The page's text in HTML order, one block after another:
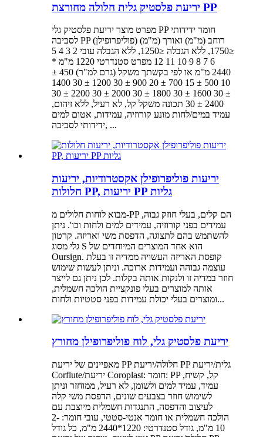
יריעת פלסטיק גלית חלולה מחורצת PP
מפרט מוצר יריעת פלסטיק גלי PP חומר ידידותי
לסביבה PP (פוליפרופילן) רוחב (מ"מ) ואורך (מ"מ)
≤1750, ללא הגבלה ≤1250, ללא הגבלה עובי 2 3 4 5
6 7 8 9 10 11 12 מפרט סטנדרטי 1220 מ"מ *
2440 מ"מ או לפי בקשתך משקל (גרם למ"ר) 450 ±
10 500 ± 15 700 ± 20 900 ± 30 1200 ± 30 1400
± 30 1600 ± 30 1800 ± 30 2000 ± 30 2200 ± 30
2400 ± 30 תכונה משקל קל, לא רעיל, ללא זיהום,
עמיד במים/לחות מונע קורוזיה, עמידות, אטום למים
ידידותי לסביבה, ...
יריעות פוליפרופילן אקסטרודיות, יריעות
חלולות PP, יריעות PP גליות
מבוא לוחות חלולים מ-PP הם קלים, בעלי חוזק גבוה,
עמידים בפני קורוזיה, עמידים למים ולחות וכו'. ניתן
להשתמש בהם לתצוגה, הדפסת משי ואריזה. קרטון
גלי מסוג S הוא אחד המוצרים המיוחדים של
Oursign. קופסת האריזה העשויה ממדיה זו בעלת
עוצמה גבוהה ועמידות ארוכה. וניתן לעשות שימוש
חוזר במדיה זו ולנקות אותה בקלות. לכן ניתן גם לייצר
אותה למוצרים בעלי פונקציית הולכה חשמלית,
ומוצרים בעלי יכולת עמידות בפני סטטיות ולחות...
יריעת פלסטיק גלי, לוח פוליפרופילן מחורץ
מאפיינים של יריעת PP חלולה/יריעת PP גלית/יריעת
Corflute/יריעת Coroplast: חומר: PP קל, קשיח,
עמיד, עמיד למים ולשומן, לא רעיל, ממוחזר וניתן
לשימוש חוזר בצבעים שונים, הדפסת משי קלה
לעיצוב והדפסה, התנגדות חשמלית מיוצבת עם
הולכה חשמלית או חומר אנטי-סטטי, עובי חומר: 2-
10 מ"מ, גודל סטנדרטי: 1220*2440 מ"מ, כל גודל